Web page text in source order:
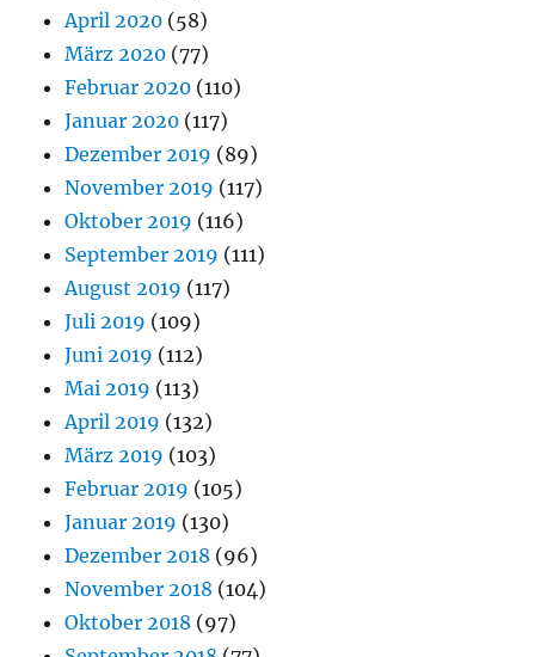
April 2020 (58)
März 2020 (77)
Februar 2020 (110)
Januar 2020 (117)
Dezember 2019 (89)
November 2019 (117)
Oktober 2019 (116)
September 2019 (111)
August 2019 (117)
Juli 2019 (109)
Juni 2019 (112)
Mai 2019 (113)
April 2019 (132)
März 2019 (103)
Februar 2019 (105)
Januar 2019 (130)
Dezember 2018 (96)
November 2018 (104)
Oktober 2018 (97)